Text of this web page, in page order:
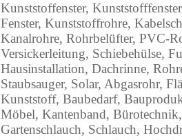
Kunststoffenster,
Fenster, Kunststoffrohre,
Kanalrohre, Rohrbelüfter, PVC-
Versickerleitung, Schiebehülse,
Hausinstallation, Dachrinne,
Staubsauger, Solar, Abgasrohr,
Kunststoff, Baubedarf,
Möbel, Kantenband,
Gartenschlauch, Schlauch,